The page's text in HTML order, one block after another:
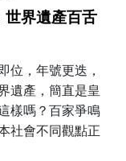
世界遺產百舌
位，年號更迭，
遺產，簡直是皇
樣嗎？百家爭鳴
社會不同觀點正